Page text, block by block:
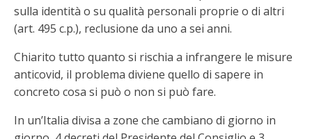
sulla identità o su qualità personali proprie o di altri
(art. 495 c.p.), reclusione da uno a sei anni.
Chiarito tutto quanto si rischia a infrangere le misure
anticovid, il problema diviene quello di sapere in
concreto cosa si può o non si può fare.
In un’Italia divisa a zone che cambiano di giorno in